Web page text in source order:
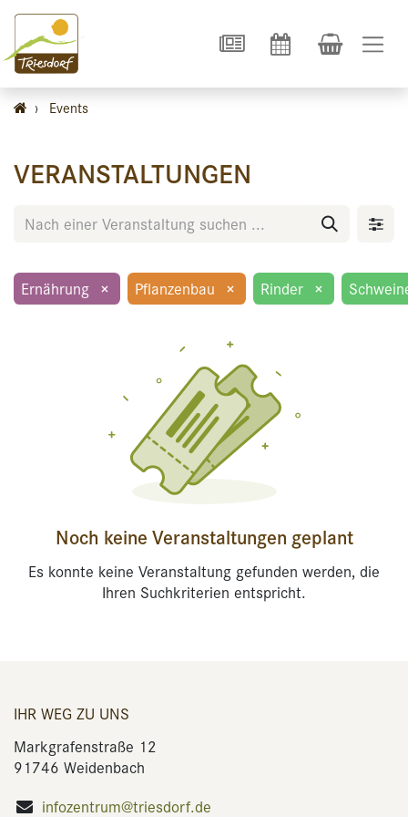
› Events
VERANSTALTUNGEN
Ernährung × Pflanzenbau × Rinder ×
Noch keine Veranstaltungen geplant
Es konnte keine Veranstaltung gefunden werden, die
Ihren Suchkriterien entspricht.
IHR WEG ZU UNS
Markgrafenstraße 12
91746 Weidenbach
infozentrum@triesdorf.de